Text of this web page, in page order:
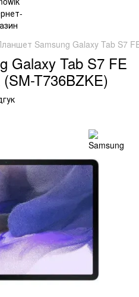
Samsung Galaxy Tab S7
Galaxy Tab S7 FE
T736BZKE)